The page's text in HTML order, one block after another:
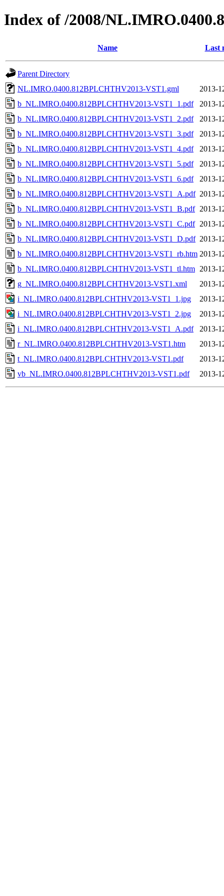
Index of /2008/
Name Last
Parent Directory
NL.IMRO.0400.812BPLCHTHV2013-VST1.gml
2013-
b_NL.IMRO.0400.812BPLCHTHV2013-VST1_1.pdf
2013-
b_NL.IMRO.0400.812BPLCHTHV2013-VST1_2.pdf
2013-
b_NL.IMRO.0400.812BPLCHTHV2013-VST1_3.pdf
2013-
b_NL.IMRO.0400.812BPLCHTHV2013-VST1_4.pdf
2013-
b_NL.IMRO.0400.812BPLCHTHV2013-VST1_5.pdf
2013-
b_NL.IMRO.0400.812BPLCHTHV2013-VST1_6.pdf
2013-
b_NL.IMRO.0400.812BPLCHTHV2013-VST1_A.pdf 2013-
b_NL.IMRO.0400.812BPLCHTHV2013-VST1_B.pdf 2013-
b_NL.IMRO.0400.812BPLCHTHV2013-VST1_C.pdf 2013-
b_NL.IMRO.0400.812BPLCHTHV2013-VST1_D.pdf 2013-
b_NL.IMRO.0400.812BPLCHTHV2013-VST1_rb.htm 2013-
b_NL.IMRO.0400.812BPLCHTHV2013-VST1_tl.htm 2013-
g_NL.IMRO.0400.812BPLCHTHV2013-VST1.xml
2013-
i_NL.IMRO.0400.812BPLCHTHV2013-VST1_1.jpg
2013-
i_NL.IMRO.0400.812BPLCHTHV2013-VST1_2.jpg
2013-
i_NL.IMRO.0400.812BPLCHTHV2013-VST1_A.pdf
2013-
r_NL.IMRO.0400.812BPLCHTHV2013-VST1.htm
2013-
t_NL.IMRO.0400.812BPLCHTHV2013-VST1.pdf
2013-
vb_NL.IMRO.0400.812BPLCHTHV2013-VST1.pdf
2013-